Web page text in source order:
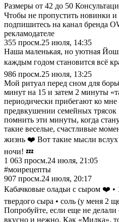
Размеры от 42 до 50
Чтобы не пропустить новинки и
подпишитесь на канал бренда
рекламодателе
355 просм.25 июля, 14:35
Наша маленькая, но уютная
каждым годом становится всё
986 просм.25 июля, 13:25
Мой ритуал перед сном для
минут на 15 и затем 2 минуты
периодически прибегают ко
предвкушении семейных
помнить эти минуты, когда
такие веселые, счастливые
жизнь ❤️ Вот такие мысли вслух
ночи! 💤
1 063 просм.24 июля, 21:05
#моирецепты
907 просм.24 июля, 20:17
Кабачковые оладьи с сыром ❤️ •
твердого сыра • соль (у меня 2
Попробуйте, если еще не
вкусно и нежно. Как «Милка»,